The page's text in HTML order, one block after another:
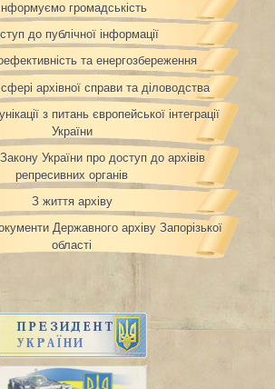
Інформуємо громадськість
до публічної інформації
та енергозбереження
архівної справи та діловодства
з питань європейської інтеграції
України
Закону України про доступ до архівів
репресивних органів
З життя архіву
Державного архіву Запорізької
області